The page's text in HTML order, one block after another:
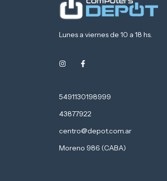
Lunes a viernes de 10 a 18 hs.
5491130198999
43877922
centro@depot.com.ar
Moreno 986 (CABA)